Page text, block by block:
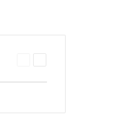
theo